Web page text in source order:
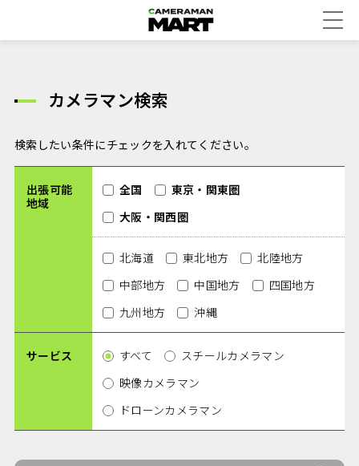
カメラマン検索
検索したい条件にチェックを入れてください。
出張可能
地域
全国
東京・関東圏
大阪・関西圏
北海道 東北地方
北陸地方
中部地方
中国地方
四国地方
九州地方
沖縄
サービス すべて
スチールカメラマン
映像カメラマン
ドローンカメラマン